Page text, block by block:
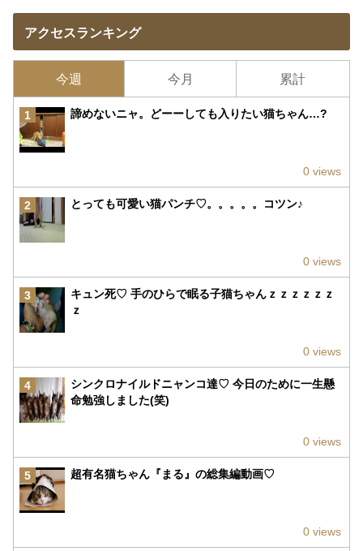
アクセスランキング
今週 今月 累計
1 諦めないニャ。どーーしても入りたい猫ちゃん…?
0 views
2 とっても可愛い猫パンチ♡。。。。。コツン♪
0 views
3
キュン死♡ 手のひらで眠る子猫ちゃんｚｚｚｚｚｚ
ｚ
0 views
4
シンクロナイルドニャンコ達♡ 今日のために一生懸
命勉強しました(笑)
0 views
5 超有名猫ちゃん『まる』の総集編動画♡
0 views